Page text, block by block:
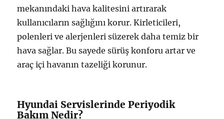
mekanındaki hava kalitesini artırarak
kullanıcıların sağlığını korur. Kirleticileri,
polenleri ve alerjenleri süzerek daha temiz bir
hava sağlar. Bu sayede sürüş konforu artar ve
araç içi havanın tazeliği korunur.
Hyundai Servislerinde Periyodik
Bakım Nedir?